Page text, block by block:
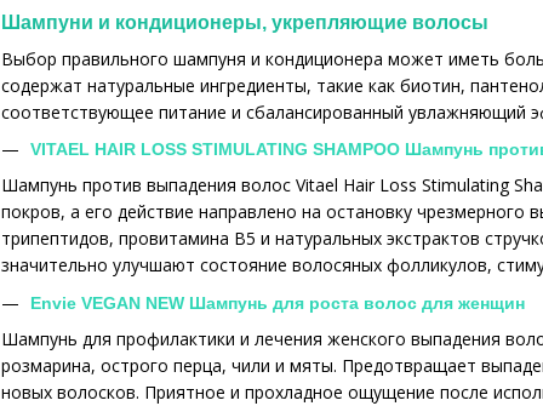
Шампуни и кондиционеры, укрепляющие волосы
Выбор правильного шампуня и кондиционера может иметь
содержат натуральные ингредиенты, такие как биотин,
соответствующее питание и сбалансированный увлажняющий
VITAEL HAIR LOSS STIMULATING SHAMPOO Шампунь
Шампунь против выпадения волос Vitael Hair Loss Stimulating
покров, а его действие направлено на остановку
трипептидов, провитамина В5 и натуральных экстрактов
значительно улучшают состояние волосяных фолликулов,
Envie VEGAN NEW Шампунь для роста волос для женщин
Шампунь для профилактики и лечения женского выпадения
розмарина, острого перца, чили и мяты. Предотвращает
новых волосков. Приятное и прохладное ощущение после